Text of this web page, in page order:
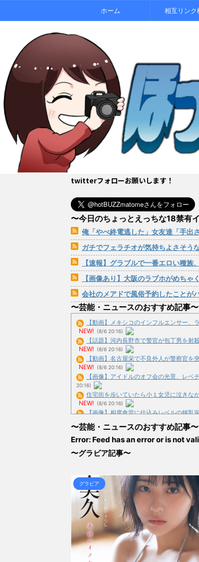
ホーム 相互リンク
twitterフォローお願いします！
〜今日のちょっとえっちな18禁有
俺「やべ終電逃した」女友達「手出さな
ガチでフェラチオが気持ちよさそう
【速報】グラブルで一番エロい種族
【画像あり】大阪のラブホがめち
会社のメアドで風俗予約したことが
〜芸能・ニュースのおすすめ記事〜
【動画】メキシコのインフルエンサー
NEW! (8/6 20:16)
【話題】河内長野市で警官が包丁男を
NEW! (8/6 20:16)
【動画】名古屋栄で不良外人が警察官
NEW! (8/6 20:16)
【画像】アイドルのオフ会の光景、レ
20:16)
住宅街を歩いていたら小１女児に泣きな
NEW! (8/6 20:16)
【画像】相席食堂に仕込みレベルの鍾乳
【画像】ボスJK、撮られるwww / おまと
【悲報】島田紳助が小林麻耶さんを追い
NEW!
(8/6 18:37)
【画像】お風呂上がりのお姉ちゃん(27)
【画像】女土方さん(21)、企画物かと思
(8/6 18:37)
【信長の野望・新生】米問屋をどういう
とめアンテナ
(8/29 00:02)
安倍国葬たったの2.5億円に批判してる
アンテナ
(8/29 00:00)
【悲報】乃木中３０ｔｈヒット祈願が死
00:00)
【モバマスSS】志希「苺の美味しい食
とめアンテナ
(8/29 00:00)
〜芸能・ニュースのおすすめ記事〜
Error: Feed has an error or is not
〜グラビア記事〜
グラビア